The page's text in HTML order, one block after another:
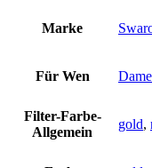
Marke
Für Wen
Filter-Farbe-
Allgemein
gold,